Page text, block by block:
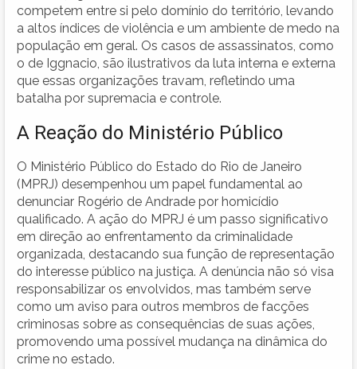
competem entre si pelo domínio do território, levando
a altos índices de violência e um ambiente de medo na
população em geral. Os casos de assassinatos, como
o de Iggnacio, são ilustrativos da luta interna e externa
que essas organizações travam, refletindo uma
batalha por supremacia e controle.
A Reação do Ministério Público
O Ministério Público do Estado do Rio de Janeiro
(MPRJ) desempenhou um papel fundamental ao
denunciar Rogério de Andrade por homicídio
qualificado. A ação do MPRJ é um passo significativo
em direção ao enfrentamento da criminalidade
organizada, destacando sua função de representação
do interesse público na justiça. A denúncia não só visa
responsabilizar os envolvidos, mas também serve
como um aviso para outros membros de facções
criminosas sobre as consequências de suas ações,
promovendo uma possível mudança na dinâmica do
crime no estado.